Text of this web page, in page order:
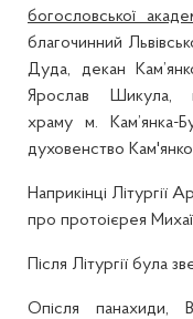
богословської
благочинний
Дуда, декан
Ярослав Шикула,
храму м. Кам’янка-
духовенство
Наприкінці Літургії
про протоієрея
Після Літургії була
Опісля панахиди,